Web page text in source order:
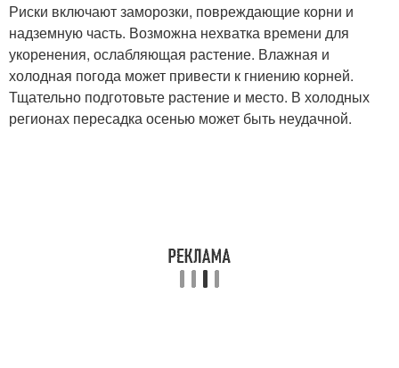
Риски включают заморозки, повреждающие корни и
надземную часть. Возможна нехватка времени для
укоренения, ослабляющая растение. Влажная и
холодная погода может привести к гниению корней.
Тщательно подготовьте растение и место. В холодных
регионах пересадка осенью может быть неудачной.